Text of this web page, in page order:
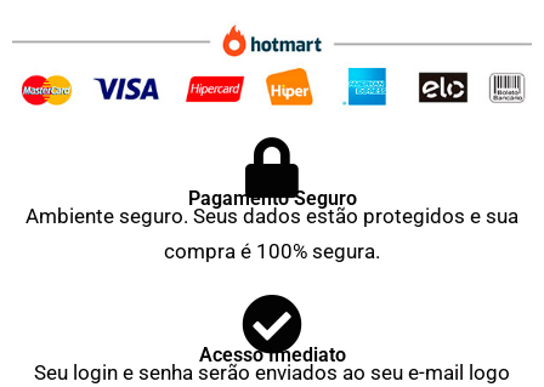
Pagamento Seguro
Ambiente seguro. Seus dados estão protegidos e sua
compra é 100% segura.
Acesso Imediato
Seu login e senha serão enviados ao seu e-mail logo